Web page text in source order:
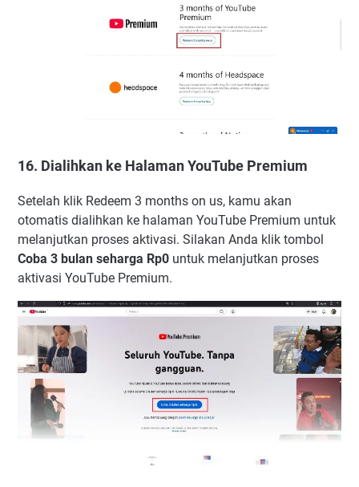
16. Dialihkan ke Halaman YouTube Premium
Setelah klik Redeem 3 months on us, kamu akan
otomatis dialihkan ke halaman YouTube Premium untuk
melanjutkan proses aktivasi. Silakan Anda klik tombol
Coba 3 bulan seharga Rp0 untuk melanjutkan proses
aktivasi YouTube Premium.